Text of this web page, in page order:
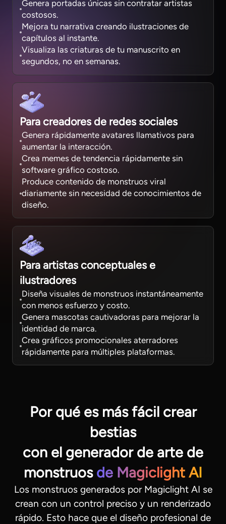
Genera portadas únicas sin contratar artistas
costosos.
Mejora tu narrativa creando ilustraciones de
capítulos al instante.
Visualiza las criaturas de tu manuscrito en
segundos, no en semanas.
Para creadores de redes sociales
Genera rápidamente avatares llamativos para
aumentar la interacción.
Crea memes de tendencia rápidamente sin
software gráfico costoso.
Produce contenido de monstruos viral
diariamente sin necesidad de conocimientos de
diseño.
Para artistas conceptuales e
ilustradores
Diseña visuales de monstruos instantáneamente
con menos esfuerzo y costo.
Genera mascotas cautivadoras para mejorar la
identidad de marca.
Crea gráficos promocionales aterradores
rápidamente para múltiples plataformas.
Por qué es más fácil crear
bestias
con el generador de arte de
monstruos de Magiclight AI
Los monstruos generados por Magiclight AI se
crean con un control preciso y un renderizado
rápido. Esto hace que el diseño profesional de